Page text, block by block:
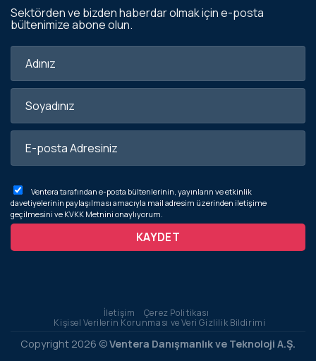
Sektörden ve bizden haberdar olmak için e-posta
bültenimize abone olun.
Ventera tarafından e-posta bültenlerinin, yayınların ve etkinlik
davetiyelerinin paylaşılması amacıyla mail adresim üzerinden iletişime
geçilmesini ve KVKK Metnini onaylıyorum.
İletişim
Çerez Politikası
Kişisel Verilerin Korunması ve Veri Gizlilik Bildirimi
Copyright 2026 ©Ventera Danışmanlık ve Teknoloji A.Ş.